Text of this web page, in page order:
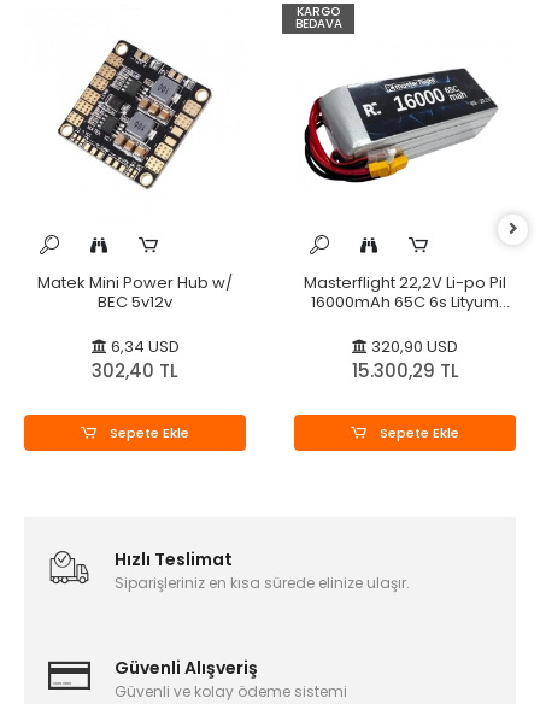
Matek Mini Power Hub w/
BEC 5v12v
6,34 USD
302,40 TL
Sepete Ekle
KARGO
BEDAVA
Masterflight 22,2V Li-po Pil
16000mAh 65C 6s Lityum
320,90 USD
15.300,29 TL
Sepete Ekle
Hızlı Teslimat
Siparişleriniz en kısa sürede elinize ulaşır.
Güvenli Alışveriş
Güvenli ve kolay ödeme sistemi